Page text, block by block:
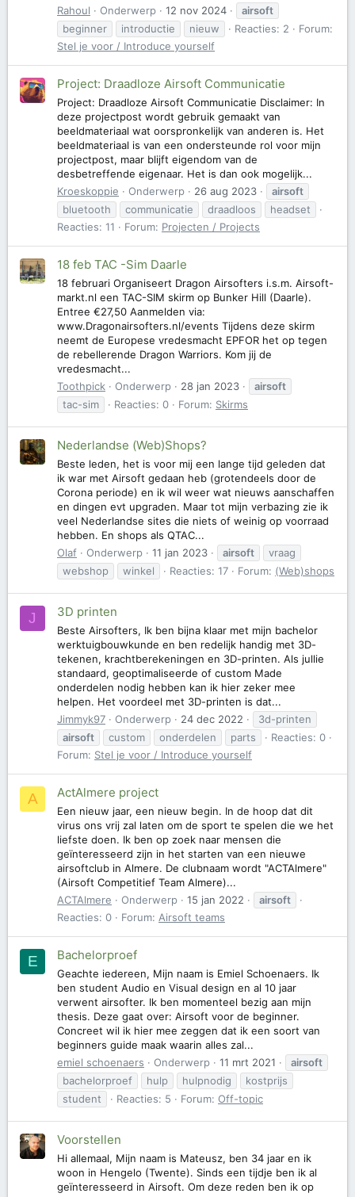
Rahoul
Onderwerp 12 nov 2024
airsoft
beginner
introductie nieuw Reacties: 2
Forum:
Stel je voor / Introduce yourself
Project: Draadloze Airsoft Communicatie
Project: Draadloze Airsoft Communicatie Disclaimer: In
deze projectpost wordt gebruik gemaakt van
beeldmateriaal wat oorspronkelijk van anderen is. Het
beeldmateriaal is van een ondersteunde rol voor mijn
projectpost, maar blijft eigendom van de
desbetreffende eigenaar. Het is dan ook mogelijk...
Kroeskoppie
Onderwerp 26 aug 2023
airsoft
bluetooth
communicatie draadloos
headset
Reacties: 11
Forum: Projecten / Projects
18 feb TAC -Sim Daarle
18 februari Organiseert Dragon Airsofters i.s.m. Airsoft-
markt.nl een TAC-SIM skirm op Bunker Hill (Daarle).
Entree €27,50 Aanmelden via:
www.Dragonairsofters.nl/events Tijdens deze skirm
neemt de Europese vredesmacht EPFOR het op tegen
de rebellerende Dragon Warriors. Kom jij de
vredesmacht...
Toothpick
Onderwerp 28 jan 2023
airsoft
tac-sim
Reacties: 0 Forum: Skirms
Nederlandse (Web)Shops?
Beste leden, het is voor mij een lange tijd geleden dat
ik war met Airsoft gedaan heb (grotendeels door de
Corona periode) en ik wil weer wat nieuws aanschaffen
en dingen evt upgraden. Maar tot mijn verbazing zie ik
veel Nederlandse sites die niets of weinig op voorraad
hebben. En shops als QTAC...
Olaf
Onderwerp 11 jan 2023 airsoft
vraag
webshop
winkel Reacties: 17 Forum: (Web)shops
J 3D printen
Beste Airsofters, Ik ben bijna klaar met mijn bachelor
werktuigbouwkunde en ben redelijk handig met 3D-
tekenen, krachtberekeningen en 3D-printen. Als jullie
standaard, geoptimaliseerde of custom Made
onderdelen nodig hebben kan ik hier zeker mee
helpen. Het voordeel met 3D-printen is dat...
Jimmyk97
Onderwerp 24 dec 2022
3d-printen
airsoft
custom onderdelen parts
Reacties: 0
Forum: Stel je voor / Introduce yourself
A ActAlmere project
Een nieuw jaar, een nieuw begin. In de hoop dat dit
virus ons vrij zal laten om de sport te spelen die we het
liefste doen. Ik ben op zoek naar mensen die
geïnteresseerd zijn in het starten van een nieuwe
airsoftclub in Almere. De clubnaam wordt "ACTAlmere"
(Airsoft Competitief Team Almere)...
ACTAlmere
Onderwerp 15 jan 2022
airsoft
Reacties: 0
Forum: Airsoft teams
E Bachelorproef
Geachte iedereen, Mijn naam is Emiel Schoenaers. Ik
ben student Audio en Visual design en al 10 jaar
verwent airsofter. Ik ben momenteel bezig aan mijn
thesis. Deze gaat over: Airsoft voor de beginner.
Concreet wil ik hier mee zeggen dat ik een soort van
beginners guide maak waarin alles zal...
emiel schoenaers
Onderwerp 11 mrt 2021
airsoft
bachelorproef
hulp hulpnodig
kostprijs
student
Reacties: 5 Forum: Off-topic
Voorstellen
Hi allemaal, Mijn naam is Mateusz, ben 34 jaar en ik
woon in Hengelo (Twente). Sinds een tijdje ben ik al
geïnteresseerd in Airsoft. Om deze reden ben ik op